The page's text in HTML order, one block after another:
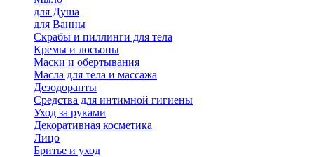
для Душа
для Ванны
Скрабы и пиллинги для тела
Кремы и лосьоны
Маски и обертывания
Масла для тела и массажа
Дезодоранты
Средства для интимной гигиены
Уход за руками
Декоративная косметика
Лицо
Бритье и уход